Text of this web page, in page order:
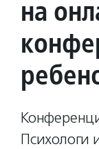
на
Психологи